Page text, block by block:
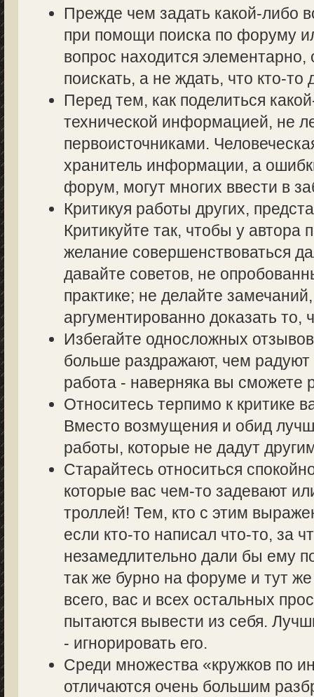
Прежде чем задать какой-либо
при помощи поиска по форуму
вопрос находится элементарно,
поискать, а не ждать, что кто-то
Перед тем, как поделиться
технической информацией, не
первоисточниками.
хранитель информации, а
форум, могут многих ввести в
Критикуя работы других,
Критикуйте так, чтобы у автора
желание совершенствоваться
давайте советов, не
практике; не делайте
аргументированно доказать то,
Избегайте односложных
больше раздражают, чем
работа - наверняка вы сможете
Относитесь терпимо к критике
Вместо возмущения и обид
работы, которые не дадут
Старайтесь относиться
которые вас чем-то задевают
троллей! Тем, кто с этим
если кто-то написал что-то, за
незамедлительно дали бы ему
так же бурно на форуме и тут
всего, вас и всех остальных
пытаются вывести из себя.
- игнорировать его.
Среди множества «кружков по
отличаются очень большим